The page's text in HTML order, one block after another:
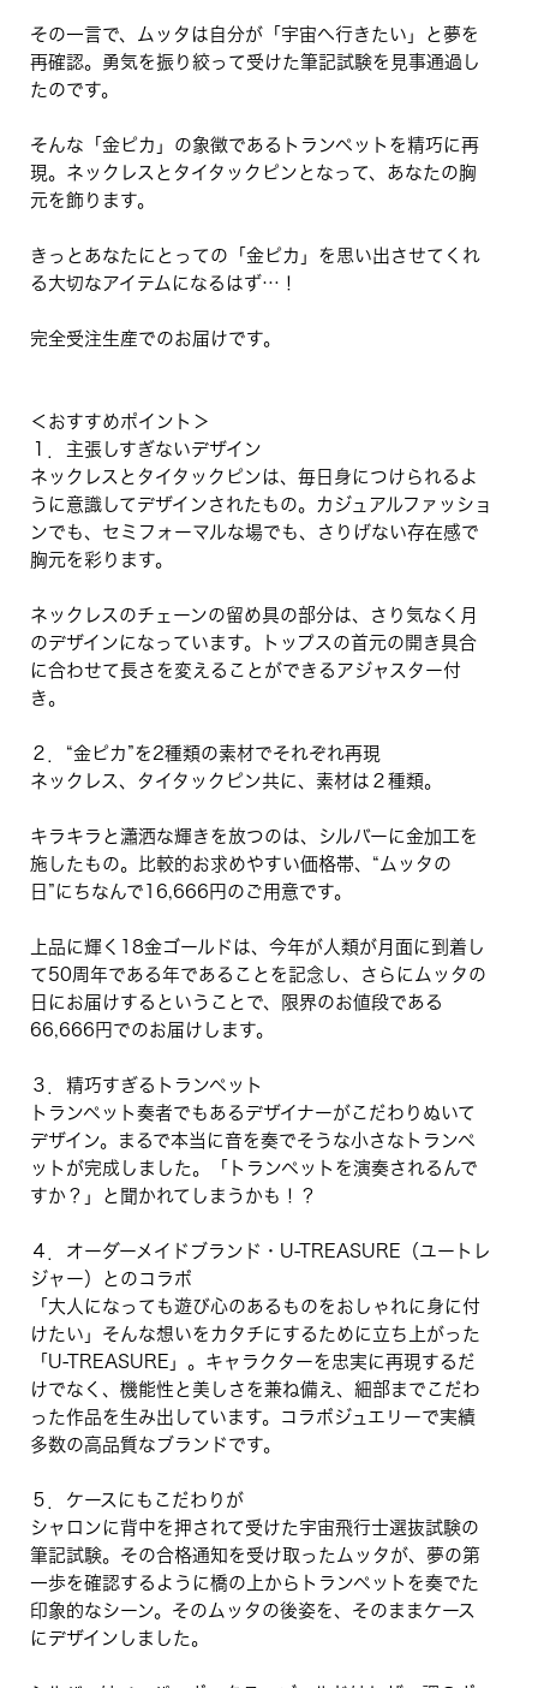
その一言で、ムッタは自分が「宇宙へ行きたい」と夢を
再確認。勇気を振り絞って受けた筆記試験を見事通過し
たのです。
そんな「金ピカ」の象徴であるトランペットを精巧に再
現。ネックレスとタイタックピンとなって、あなたの胸
元を飾ります。
きっとあなたにとっての「金ピカ」を思い出させてくれ
る大切なアイテムになるはず…！
完全受注生産でのお届けです。
＜おすすめポイント＞
１．主張しすぎないデザイン
ネックレスとタイタックピンは、毎日身につけられるよ
うに意識してデザインされたもの。カジュアルファッショ
ンでも、セミフォーマルな場でも、さりげない存在感で
胸元を彩ります。
ネックレスのチェーンの留め具の部分は、さり気なく月
のデザインになっています。トップスの首元の開き具合
に合わせて長さを変えることができるアジャスター付
き。
２．“金ピカ”を2種類の素材でそれぞれ再現
ネックレス、タイタックピン共に、素材は２種類。
キラキラと瀟洒な輝きを放つのは、シルバーに金加工を
施したもの。比較的お求めやすい価格帯、“ムッタの
日”にちなんで16,666円のご用意です。
上品に輝く18金ゴールドは、今年が人類が月面に到着し
て50周年である年であることを記念し、さらにムッタの
日にお届けするということで、限界のお値段である
66,666円でのお届けします。
３．精巧すぎるトランペット
トランペット奏者でもあるデザイナーがこだわりぬいて
デザイン。まるで本当に音を奏でそうな小さなトランペ
ットが完成しました。「トランペットを演奏されるんで
すか？」と聞かれてしまうかも！？
４．オーダーメイドブランド・U-TREASURE（ユートレ
ジャー）とのコラボ
「大人になっても遊び心のあるものをおしゃれに身に付
けたい」そんな想いをカタチにするために立ち上がった
「U-TREASURE」。キャラクターを忠実に再現するだ
けでなく、機能性と美しさを兼ね備え、細部までこだわ
った作品を生み出しています。コラボジュエリーで実績
多数の高品質なブランドです。
５．ケースにもこだわりが
シャロンに背中を押されて受けた宇宙飛行士選抜試験の
筆記試験。その合格通知を受け取ったムッタが、夢の第
一歩を確認するように橋の上からトランペットを奏でた
印象的なシーン。そのムッタの後姿を、そのままケース
にデザインしました。